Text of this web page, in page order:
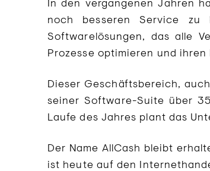
In den vergangenen Jahren
noch besseren Service zu
Softwarelösungen, das alle
Prozesse optimieren und
Dieser Geschäftsbereich,
seiner Software-Suite über
Laufe des Jahres plant das
Der Name AllCash bleibt
ist heute auf den